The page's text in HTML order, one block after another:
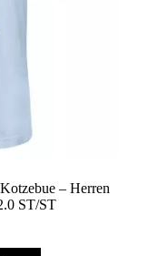
– Herren
ST/ST